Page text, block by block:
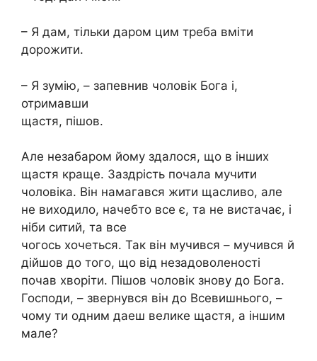
– Я дам, тільки даром цим треба вміти
дорожити.
– Я зумію, – запевнив чоловік Бога і,
отримавши
щастя, пішов.
Але незабаром йому здалося, що в інших
щастя краще. Заздрість почала мучити
чоловіка. Він намагався жити щасливо, але
не виходило, начебто все є, та не вистачає, і
ніби ситий, та все
чогось хочеться. Так він мучився – мучився й
дійшов до того, що від незадоволеності
почав хворіти. Пішов чоловік знову до Бога.
Господи, – звернувся він до Всевишнього, –
чому ти одним даеш велике щастя, а iншим
мале?